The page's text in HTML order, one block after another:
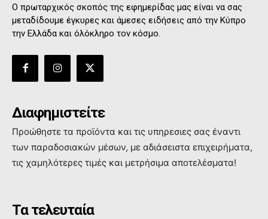
Ο πρωταρχικός σκοπός της εφημερίδας μας είναι να σας
μεταδίδουμε έγκυρες και άμεσες ειδήσεις από την Κύπρο
την Ελλάδα και όλόκληρο τον κόσμο.
Διαφημιστείτε
Προώθηστε τα προϊόντα και τις υπηρεσιες σας έναντι
των παραδοσιακών μέσων, με αδιάσειστα επιχειρήματα,
τις χαμηλότερες τιμές και μετρήσιμα αποτελέσματα!
Τα τελευταία